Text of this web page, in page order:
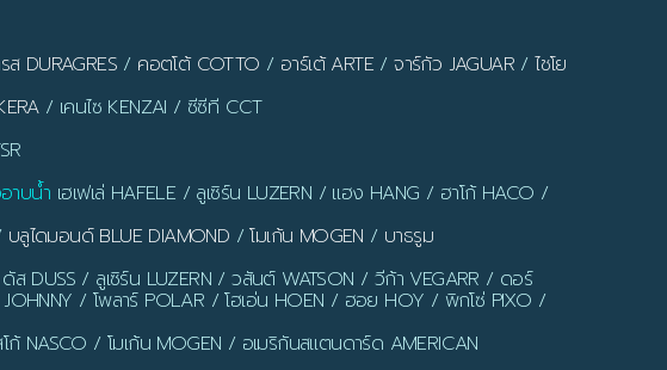
ส DURAGRES / คอตโต้ COTTO / อาร์เต้ ARTE/จาร์กัว JAGUAR/ไชโย
/ เคนไซ KENZAI / ซีซีที CCT
าบน้ำ เฮเฟเล่ HAFELE / ลูเซิร์น LUZERN / แฮง HANG / ฮาโก้ HACO /
บลูไดมอนด์ BLUE DIAMOND /โมเก้น MOGEN / บาธรูม
ส DUSS / ลูเซิร์น LUZERN / วสันต์ WATSON / วีก้า VEGARR / ดอร์
/ โพลาร์ POLAR / โฮเอ่น HOEN / ฮอย HOY / พิกโซ่ PIXO /
/ โมเก้น MOGEN / อเมริกันสแตนดาร์ด AMERICAN